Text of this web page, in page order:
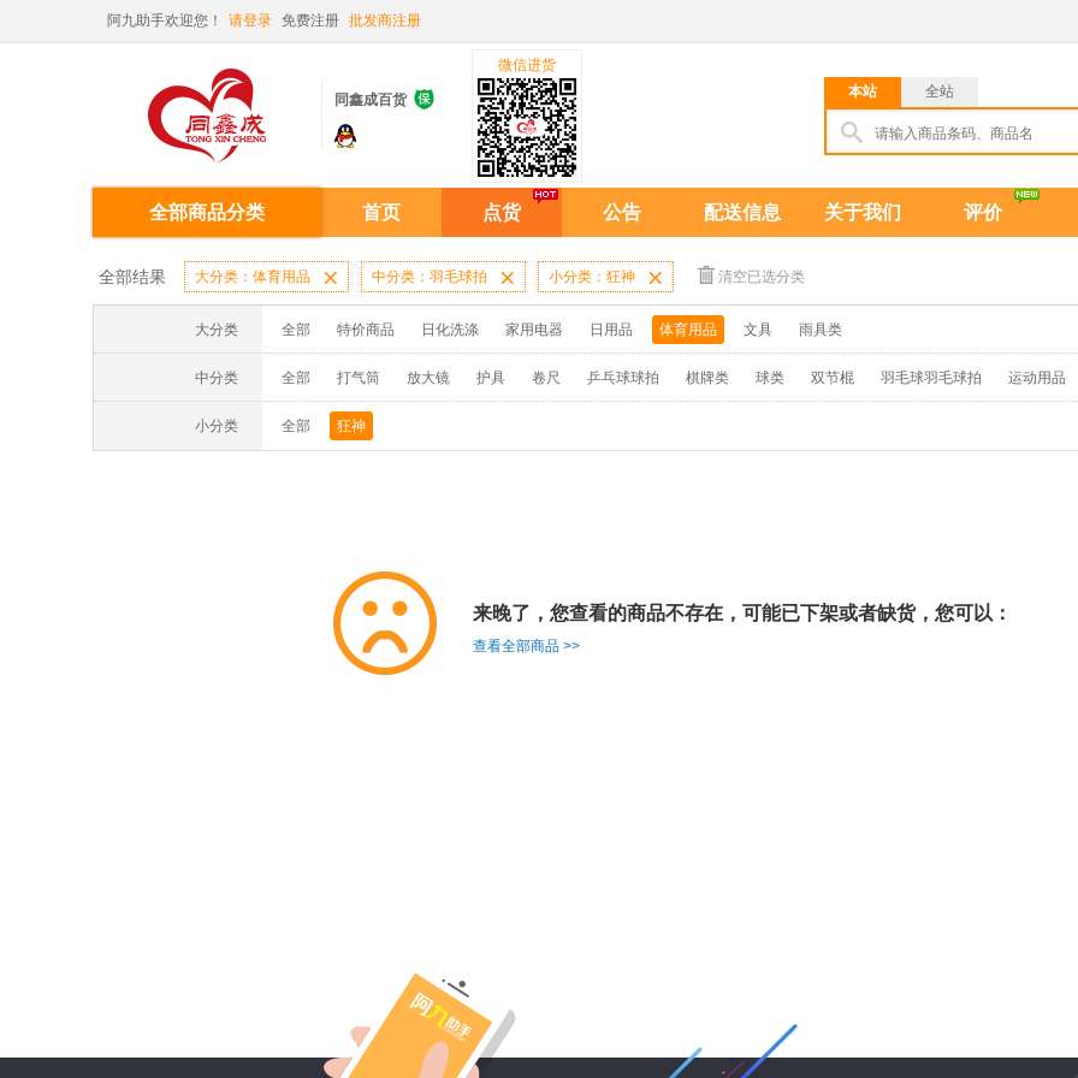
阿九助手欢迎您！ 请登录 免费注册 批发商注册
同鑫成百货 
微信进货
本站
全站
全部商品分类 首页 点货 公告 配送信息 关于我们 评价
全部结果 大分类：体育用品  中分类：羽毛球拍  小分类：狂神  清空已选分类
大分类 全部 特价商品 日化洗涤 家用电器 日用品 体育用品 文具 雨具类
中分类 全部 打气筒 放大镜 护具 卷尺 乒乓球球拍 棋牌类 球类 双节棍 羽毛球羽毛球拍 运动用品
小分类 全部 狂神
来晚了，您查看的商品不存在，可能已下架或者缺货，您可以：
查看全部商品 >>